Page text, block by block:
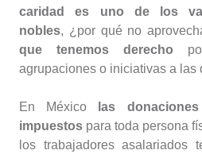
caridad es uno de los
nobles, ¿por qué no
que tenemos derecho
agrupaciones o iniciativas a las
En México
las
impuestos para toda persona
los trabajadores asalariados